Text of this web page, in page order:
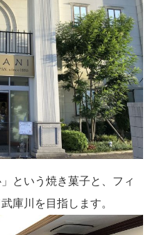
という焼き菓子と、フィ
庫川を目指します。